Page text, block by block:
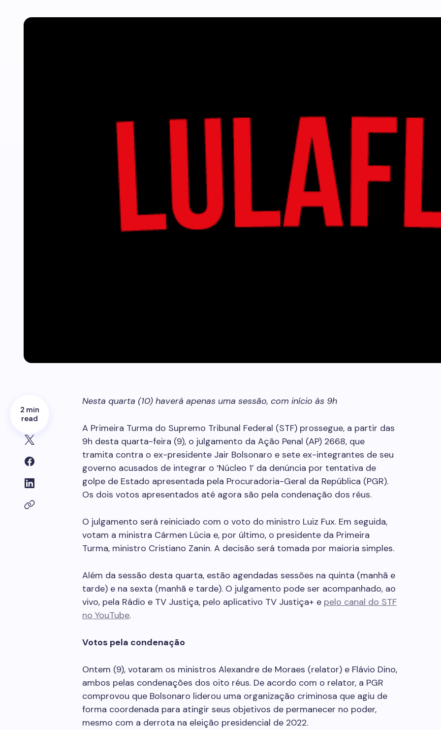
2 min
read
Nesta quarta (10) haverá apenas uma sessão, com início às 9h
A Primeira Turma do Supremo Tribunal Federal (STF) prossegue, a partir das
9h desta quarta-feira (9), o julgamento da Ação Penal (AP) 2668, que
tramita contra o ex-presidente Jair Bolsonaro e sete ex-integrantes de seu
governo acusados de integrar o ‘Núcleo 1’ da denúncia por tentativa de
golpe de Estado apresentada pela Procuradoria-Geral da República (PGR).
Os dois votos apresentados até agora são pela condenação dos réus.
O julgamento será reiniciado com o voto do ministro Luiz Fux. Em seguida,
votam a ministra Cármen Lúcia e, por último, o presidente da Primeira
Turma, ministro Cristiano Zanin. A decisão será tomada por maioria simples.
Além da sessão desta quarta, estão agendadas sessões na quinta (manhã e
tarde) e na sexta (manhã e tarde). O julgamento pode ser acompanhado, ao
vivo, pela Rádio e TV Justiça, pelo aplicativo TV Justiça+ e pelo canal do STF
no YouTube.
Votos pela condenação
Ontem (9), votaram os ministros Alexandre de Moraes (relator) e Flávio Dino,
ambos pelas condenações dos oito réus. De acordo com o relator, a PGR
comprovou que Bolsonaro liderou uma organização criminosa que agiu de
forma coordenada para atingir seus objetivos de permanecer no poder,
mesmo com a derrota na eleição presidencial de 2022.